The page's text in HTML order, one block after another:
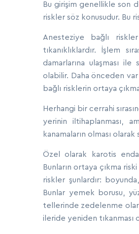
Bu girişim genellikle son
riskler söz konusudur. Bu
Anesteziye bağlı
tıkanıklıklardır. İşlem
damarlarına ulaşması
olabilir. Daha önceden
bağlı risklerin ortaya çıkma
Herhangi bir cerrahi
yerinin iltihaplanması,
kanamaların olması olarak
Özel olarak karotis
Bunların ortaya çıkma
riskler şunlardır:
Bunlar yemek borusu,
tellerinde zedelenme
ileride yeniden tıkanması